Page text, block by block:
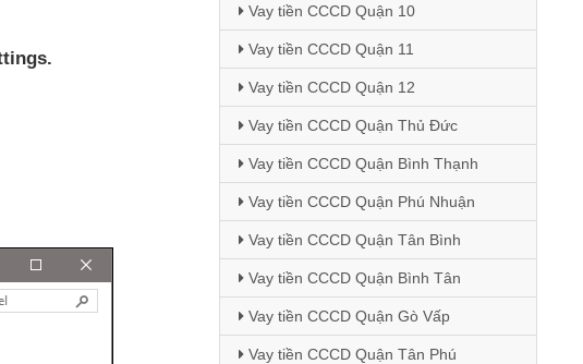
Vay tiền CCCD Quận 10
Vay tiền CCCD Quận 11
Vay tiền CCCD Quận 12
Vay tiền CCCD Quận Thủ Đức
Vay tiền CCCD Quận Bình Thạnh
Vay tiền CCCD Quận Phú Nhuận
Vay tiền CCCD Quận Tân Bình
Vay tiền CCCD Quận Bình Tân
Vay tiền CCCD Quận Gò Vấp
Vay tiền CCCD Quận Tân Phú